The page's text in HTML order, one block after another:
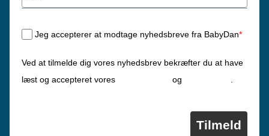
Jeg accepterer at modtage nyhedsbreve fra BabyDan*
Ved at tilmelde dig vores nyhedsbrev bekræfter du at have
læst og accepteret vores
og .
Tilmeld